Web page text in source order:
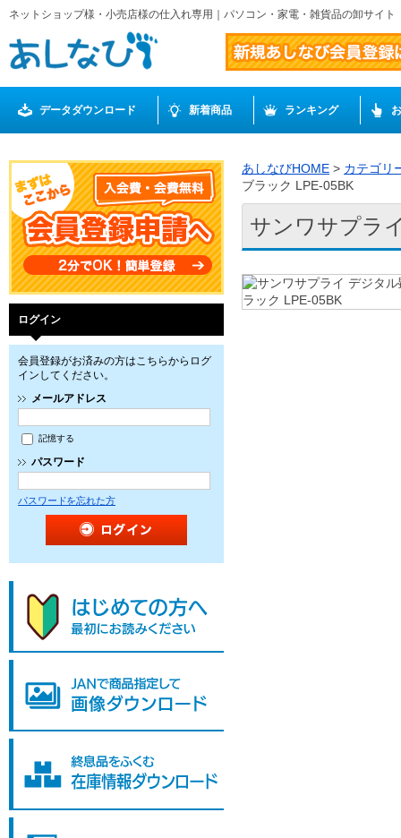
ネットショップ様・小売店様の仕入れ専用｜パソコン・家電・雑貨品の卸サイ
データダウンロード 新着商品 ランキング
ログイン
会員登録がお済みの方はこちらからログ
インしてください。
メールアドレス
記憶する
パスワード
パスワードを忘れた方
あしなびHOME > カテゴリ
ブラック LPE-05BK
サンワサプラ